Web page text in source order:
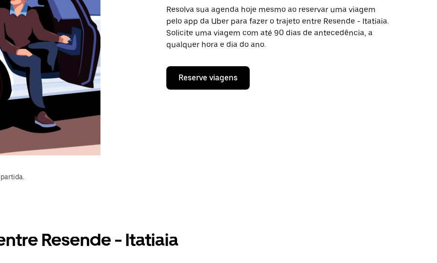
Resolva sua agenda hoje mesmo ao reservar uma viagem
pelo app da Uber para fazer o trajeto entre Resende - Itatiaia.
Solicite uma viagem com até 90 dias de antecedência, a
qualquer hora e dia do ano.
Reserve viagens
Resende - Itatiaia